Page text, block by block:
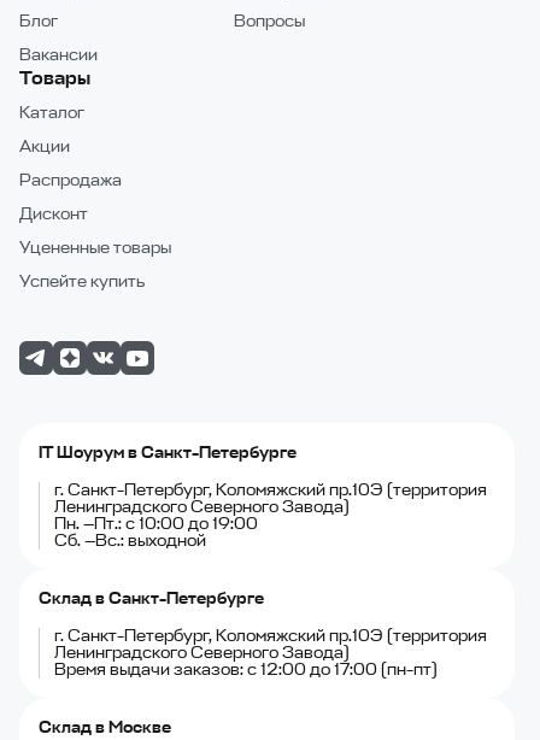
Блог
Вакансии
Вопросы
Товары
Каталог
Акции
Распродажа
Дисконт
Уцененные товары
Успейте купить
IT Шоурум в Санкт-Петербурге
г. Санкт-Петербург, Коломяжский пр.10Э (территория
Ленинградского Северного Завода)
Пн. —Пт.: с 10:00 до 19:00
Сб. —Вс.: выходной
Склад в Санкт-Петербурге
г. Санкт-Петербург, Коломяжский пр.10Э (территория
Ленинградского Северного Завода)
Время выдачи заказов: с 12:00 до 17:00 (пн-пт)
Склад в Москве